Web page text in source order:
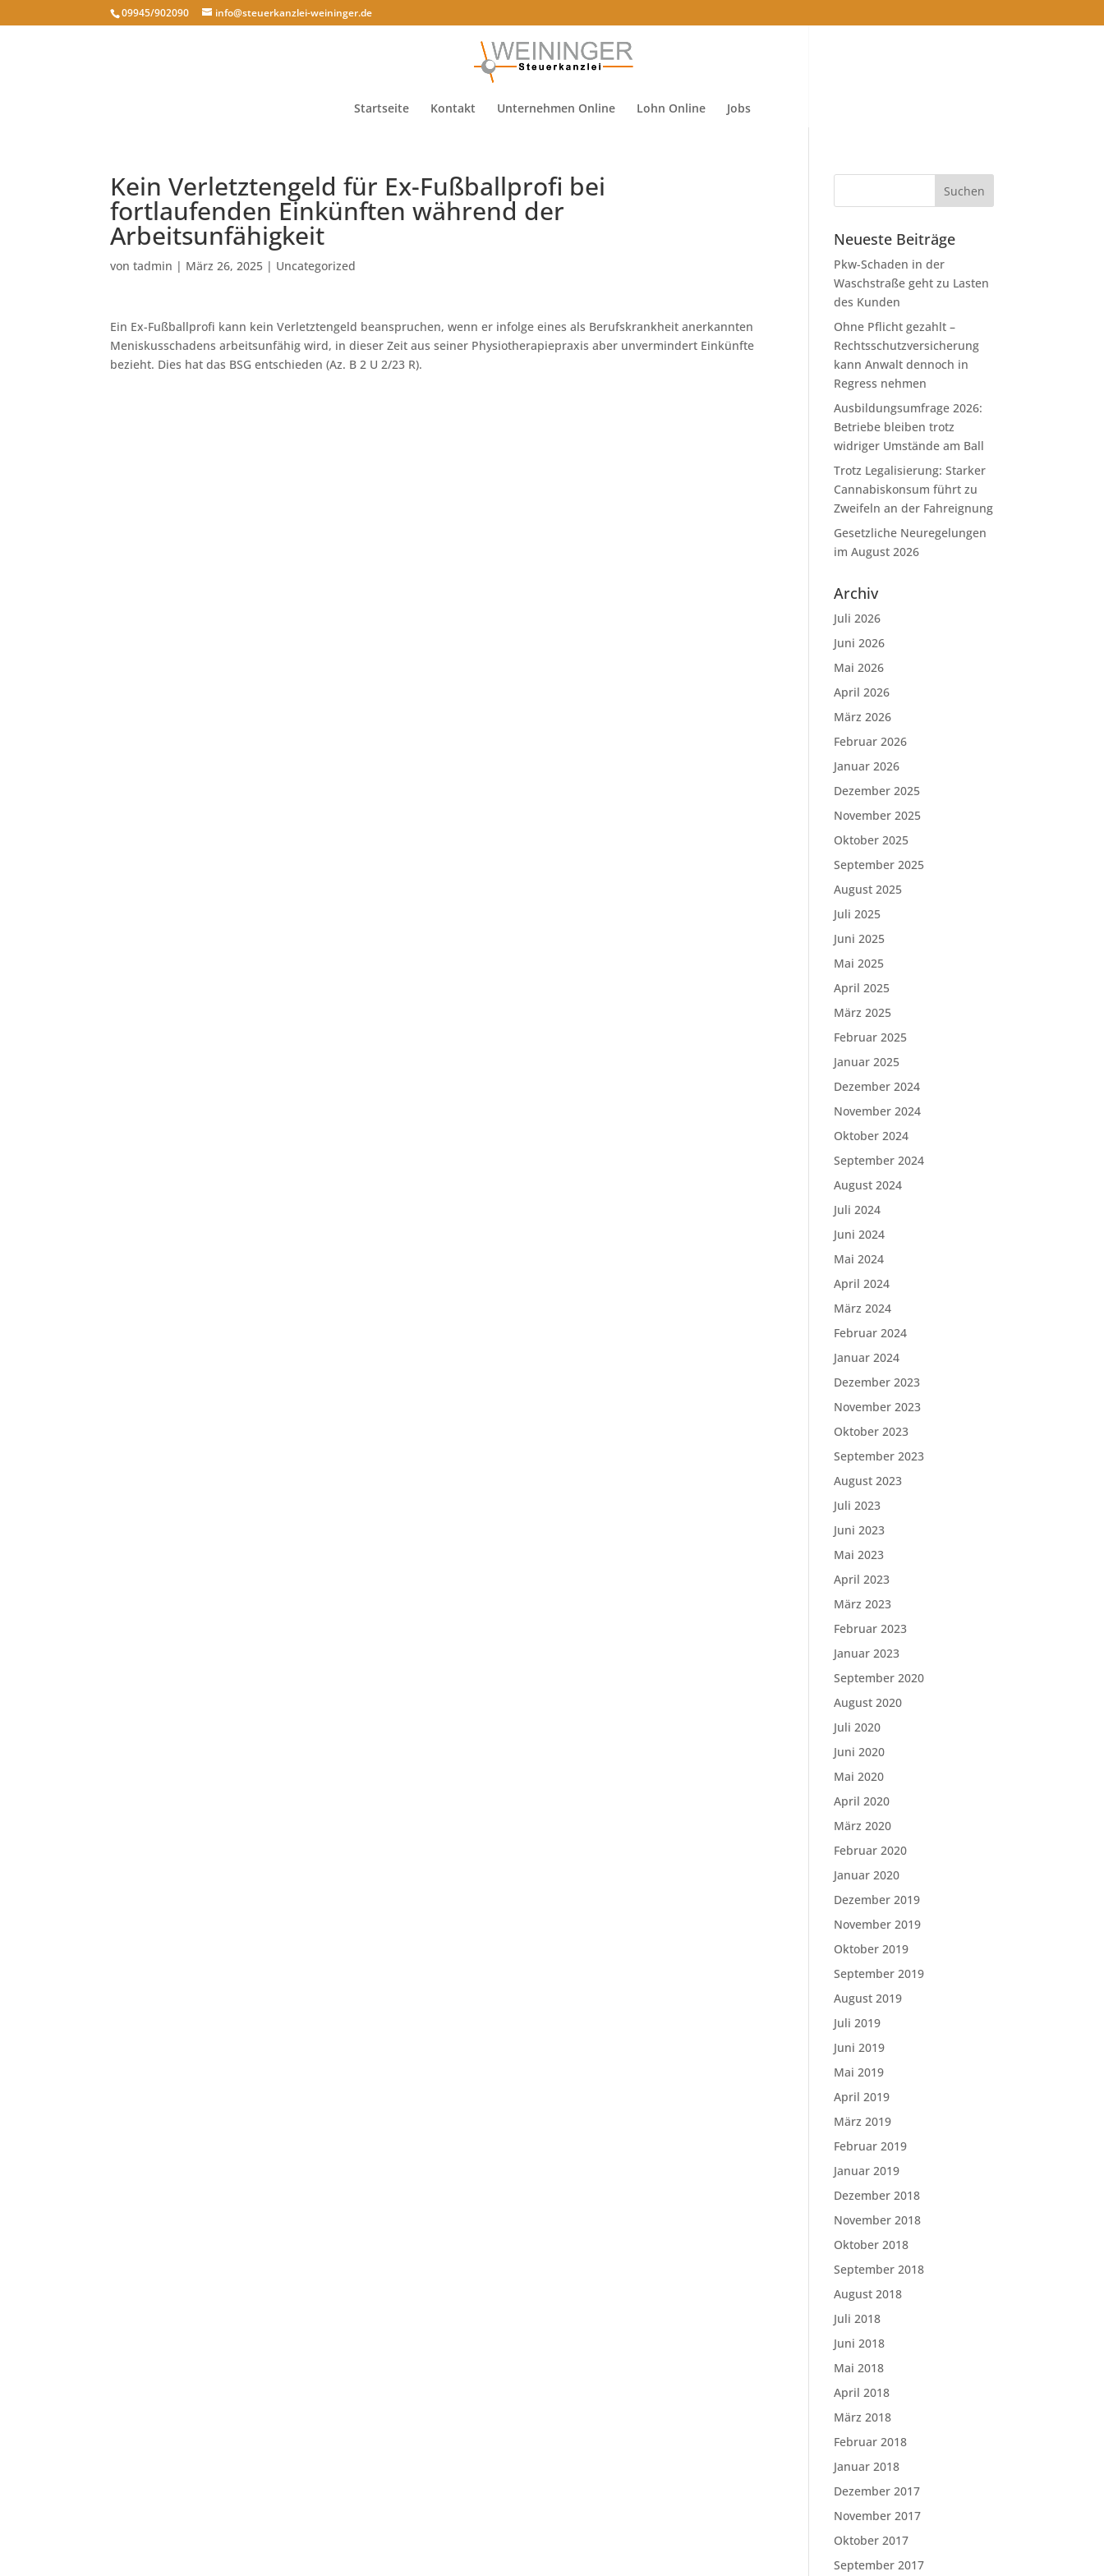
09945/902090 info@steuerkanzlei-weininger.de
Startseite Kontakt Unternehmen Online Lohn Online Jobs
Kein Verletztengeld für Ex-Fußballprofi bei
fortlaufenden Einkünften während der
Arbeitsunfähigkeit
vontadmin | März 26, 2025 | Uncategorized
Ein Ex-Fußballprofi kann kein Verletztengeld beanspruchen, wenn er infolge eines als Berufskrankheit anerkannten
Meniskusschadens arbeitsunfähig wird, in dieser Zeit aus seiner Physiotherapiepraxis aber unvermindert Einkünfte
bezieht. Dies hat das BSG entschieden (Az. B 2 U 2/23 R).
Neueste Beiträge
Pkw-Schaden in der
Waschstraße geht zu Lasten
des Kunden
Ohne Pflicht gezahlt –
Rechtsschutzversicherung
kann Anwalt dennoch in
Regress nehmen
Ausbildungsumfrage 2026:
Betriebe bleiben trotz
widriger Umstände am Ball
Trotz Legalisierung: Starker
Cannabiskonsum führt zu
Zweifeln an der Fahreignung
Gesetzliche Neuregelungen
im August 2026
Archiv
Juli 2026
Juni 2026
Mai 2026
April 2026
März 2026
Februar 2026
Januar 2026
Dezember 2025
November 2025
Oktober 2025
September 2025
August 2025
Juli 2025
Juni 2025
Mai 2025
April 2025
März 2025
Februar 2025
Januar 2025
Dezember 2024
November 2024
Oktober 2024
September 2024
August 2024
Juli 2024
Juni 2024
Mai 2024
April 2024
März 2024
Februar 2024
Januar 2024
Dezember 2023
November 2023
Oktober 2023
September 2023
August 2023
Juli 2023
Juni 2023
Mai 2023
April 2023
März 2023
Februar 2023
Januar 2023
September 2020
August 2020
Juli 2020
Juni 2020
Mai 2020
April 2020
März 2020
Februar 2020
Januar 2020
Dezember 2019
November 2019
Oktober 2019
September 2019
August 2019
Juli 2019
Juni 2019
Mai 2019
April 2019
März 2019
Februar 2019
Januar 2019
Dezember 2018
November 2018
Oktober 2018
September 2018
August 2018
Juli 2018
Juni 2018
Mai 2018
April 2018
März 2018
Februar 2018
Januar 2018
Dezember 2017
November 2017
Oktober 2017
September 2017